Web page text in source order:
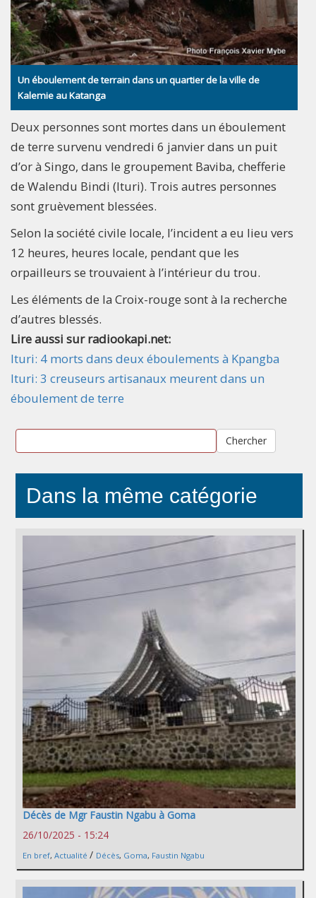
Un éboulement de terrain dans un quartier de la ville de
Kalemie au Katanga
Deux personnes sont mortes dans un éboulement
de terre survenu vendredi 6 janvier dans un puit
d’or à Singo, dans le groupement Baviba, chefferie
de Walendu Bindi (Ituri). Trois autres personnes
sont gruèvement blessées.
Selon la société civile locale, l’incident a eu lieu vers
12 heures, heures locale, pendant que les
orpailleurs se trouvaient à l’intérieur du trou.
Les éléments de la Croix-rouge sont à la recherche
d’autres blessés.
Lire aussi sur radiookapi.net:
Ituri: 4 morts dans deux éboulements à Kpangba
Ituri: 3 creuseurs artisanaux meurent dans un
éboulement de terre
Chercher
Dans la même catégorie
Décès de Mgr Faustin Ngabu à Goma
26/10/2025 - 15:24
En bref, Actualité / Décès, Goma, Faustin Ngabu